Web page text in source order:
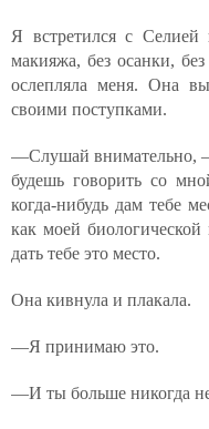
Я встретился с
макияжа, без осанки, без
ослепляла меня. Она
своими поступками.
—Слушай внимательно,
будешь говорить со
когда-нибудь дам тебе
как моей
дать тебе это место.
Она кивнула и плакала.
—Я принимаю это.
—И ты больше никогда